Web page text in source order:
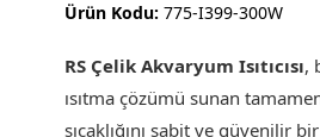
Ürün Kodu: 775-I399-300W
RS Çelik Akvaryum Isıtıcısı,
ısıtma çözümü sunan
sıcaklığını sabit ve güvenilir